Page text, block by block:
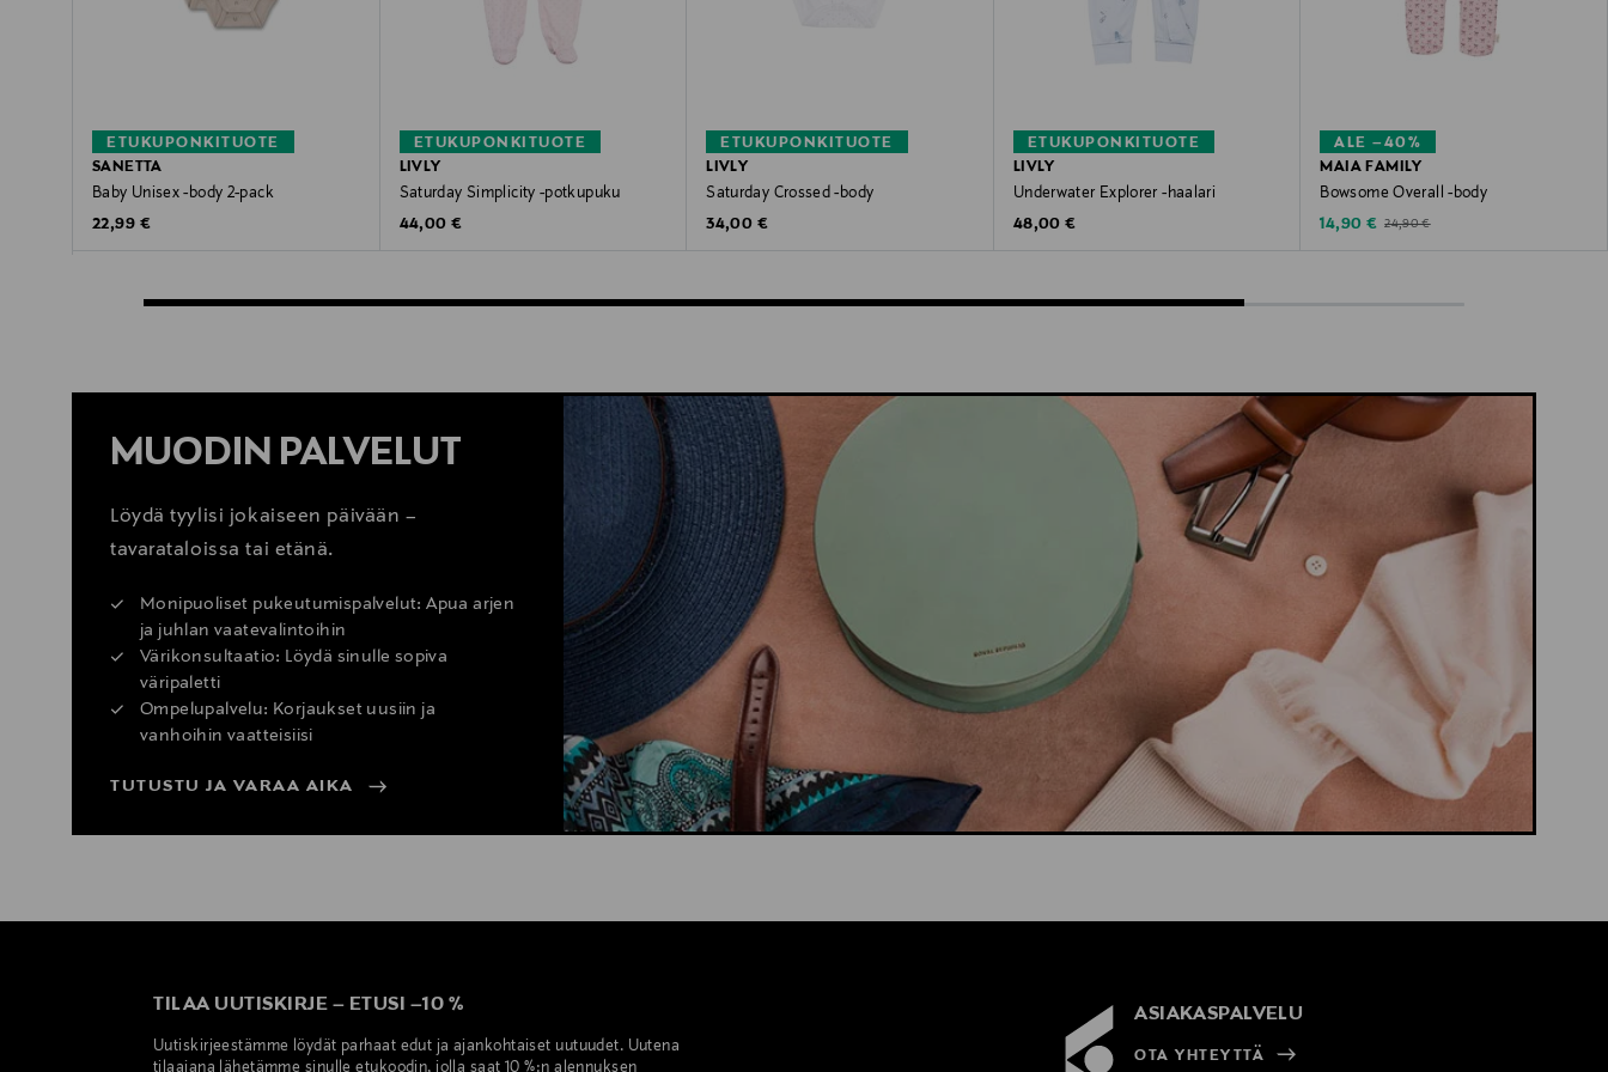
ETUKUPONKITUOTE
SANETTA
Baby Unisex -body 2-pack
Original Price
22,99 €
ETUKUPONKITUOTE
LIVLY
Saturday Simplicity -potkupuku
Original Price
44,00 €
ETUKUPONKITUOTE
LIVLY
Saturday Crossed -body
Original Price
34,00 €
ETUKUPONKITUOTE
LIVLY
Underwater Explorer -haalari
Original Price
48,00 €
ALE –40%
MAIA FAMILY
Bowsome Overall -body
Discounted Price
14,90 € Original Price
24,90 €
MUODIN PALVELUT
Löydä tyylisi jokaiseen päivään –
tavarataloissa tai etänä.
Monipuoliset pukeutumispalvelut: Apua arjen
ja juhlan vaatevalintoihin
Värikonsultaatio: Löydä sinulle sopiva
väripaletti
Ompelupalvelu: Korjaukset uusiin ja
vanhoihin vaatteisiisi
TUTUSTU JA VARAA AIKA
TILAA UUTISKIRJE – ETUSI –10 %
Uutiskirjeestämme löydät parhaat edut ja ajankohtaiset uutuudet. Uutena
tilaajana lähetämme sinulle etukoodin, jolla saat 10 %:n alennuksen
ASIAKASPALVELU
OTA YHTEYTTÄ